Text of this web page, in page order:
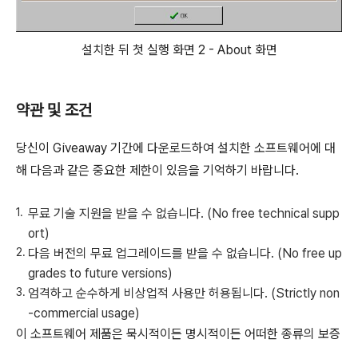
설치한 뒤 첫 실행 화면 2 - About 화면
약관 및 조건
당신이 Giveaway 기간에 다운로드하여 설치한 소프트웨어에 대
해 다음과 같은 중요한 제한이 있음을 기억하기 바랍니다.
무료 기술 지원을 받을 수 없습니다. (No free technical supp
ort)
다음 버전의 무료 업그레이드를 받을 수 없습니다. (No free up
grades to future versions)
엄격하고 순수하게 비상업적 사용만 허용됩니다. (Strictly non
-commercial usage)
이 소프트웨어 제품은 묵시적이든 명시적이든 어떠한 종류의 보증